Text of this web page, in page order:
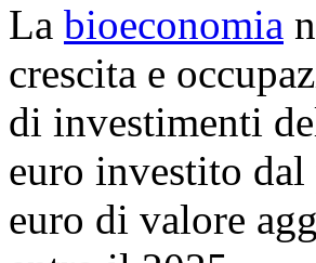
La bioeconomia
crescita e
di investimenti
euro investito
euro di valore